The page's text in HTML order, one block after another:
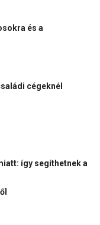
és a
cégeknél
így segíthetnek a